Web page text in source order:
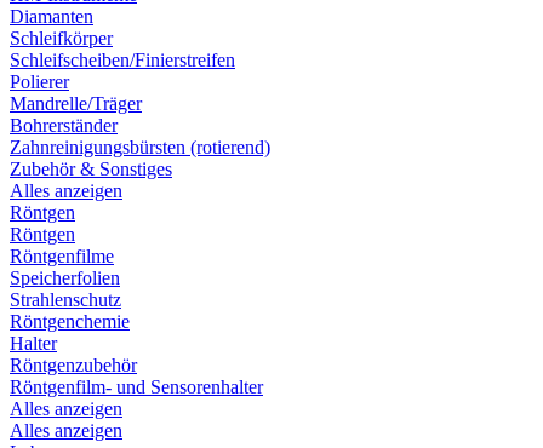
Diamanten
Schleifkörper
Schleifscheiben/Finierstreifen
Polierer
Mandrelle/Träger
Bohrerständer
Zahnreinigungsbürsten (rotierend)
Zubehör & Sonstiges
Alles anzeigen
Röntgen
Röntgen
Röntgenfilme
Speicherfolien
Strahlenschutz
Röntgenchemie
Halter
Röntgenzubehör
Röntgenfilm- und Sensorenhalter
Alles anzeigen
Alles anzeigen